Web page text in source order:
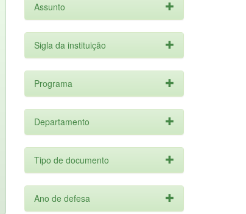
Assunto
Sigla da instituição
Programa
Departamento
Tipo de documento
Ano de defesa